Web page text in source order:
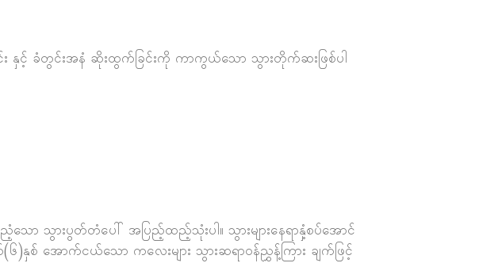
နှင့် ခံတွင်းအနံ ဆိုးထွက်ခြင်းကို ကာကွယ်သော သွားတိုက်ဆးဖြစ်ပါ
သွားပွတ်တံပေါ် အပြည့်ထည့်သုံးပါ။ သွားများနေရာနှံ့စပ်အောင်
အောက်ငယ်သော ကလေးများ သွားဆရာ၀န်ညွှန့်ကြား ချက်ဖြင့်